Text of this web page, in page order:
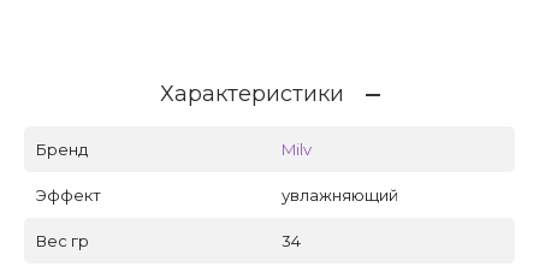
Характеристики
Бренд Milv
Эффект увлажняющий
Вес гр 34